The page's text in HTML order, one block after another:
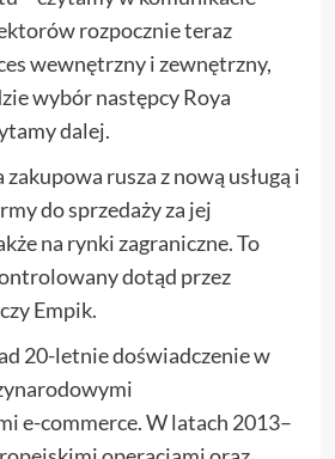
rozpocznie teraz
wewnętrzny i zewnętrzny,
wybór następcy Roya
dalej.
rusza z nową usługą i
do sprzedaży za jej
na rynki zagraniczne. To
dotąd przez
Empik.
20-letnie doświadczenie w
e-commerce. W latach 2013–